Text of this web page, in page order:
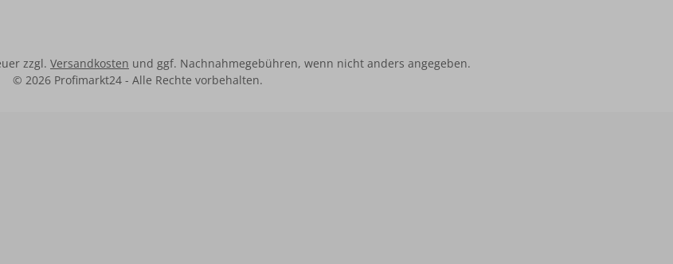
zzgl. Versandkosten und ggf. Nachnahmegebühren, wenn nicht anders angegeben.
© 2026 Profimarkt24 - Alle Rechte vorbehalten.